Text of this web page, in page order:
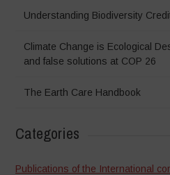
Understanding Biodiversity
Climate Change is Ecological
and false solutions at COP 26
The Earth Care Handbook
Categories
Publications of the International